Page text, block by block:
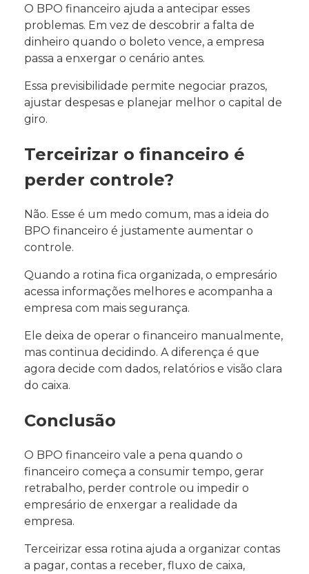
O BPO financeiro ajuda a antecipar esses
problemas. Em vez de descobrir a falta de
dinheiro quando o boleto vence, a empresa
passa a enxergar o cenário antes.
Essa previsibilidade permite negociar prazos,
ajustar despesas e planejar melhor o capital de
giro.
Terceirizar o financeiro é
perder controle?
Não. Esse é um medo comum, mas a ideia do
BPO financeiro é justamente aumentar o
controle.
Quando a rotina fica organizada, o empresário
acessa informações melhores e acompanha a
empresa com mais segurança.
Ele deixa de operar o financeiro manualmente,
mas continua decidindo. A diferença é que
agora decide com dados, relatórios e visão clara
do caixa.
Conclusão
O BPO financeiro vale a pena quando o
financeiro começa a consumir tempo, gerar
retrabalho, perder controle ou impedir o
empresário de enxergar a realidade da
empresa.
Terceirizar essa rotina ajuda a organizar contas
a pagar, contas a receber, fluxo de caixa,